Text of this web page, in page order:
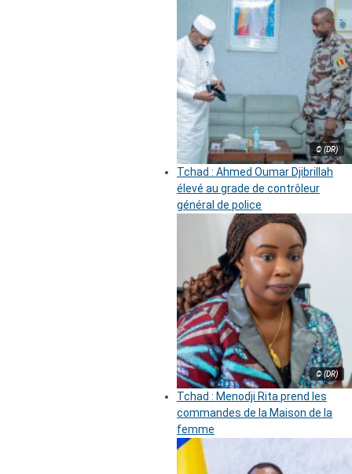
© (DR)
Tchad : Ahmed Oumar Djibrillah
élevé au grade de contrôleur
général de police
© (DR)
Tchad : Menodji Rita prend les
commandes de la Maison de la
femme